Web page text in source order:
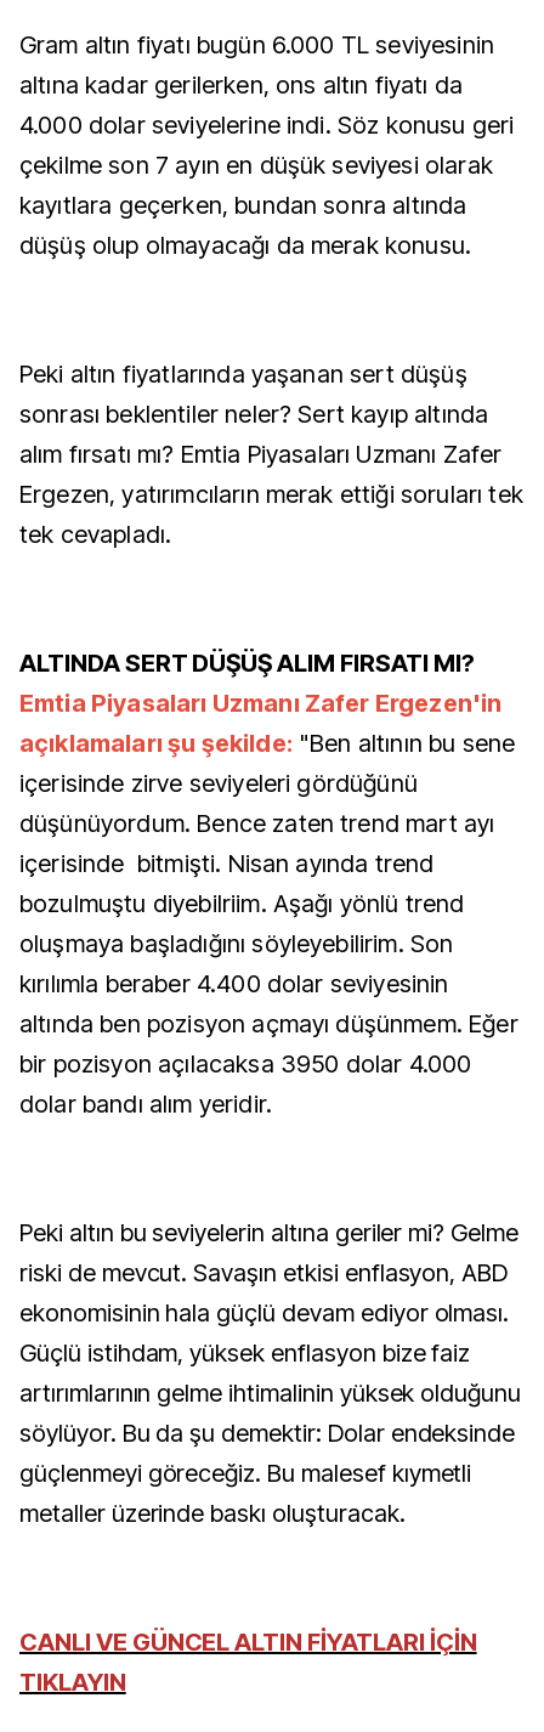
Gram altın fiyatı bugün 6.000 TL seviyesinin
altına kadar gerilerken, ons altın fiyatı da
4.000 dolar seviyelerine indi. Söz konusu geri
çekilme son 7 ayın en düşük seviyesi olarak
kayıtlara geçerken, bundan sonra altında
düşüş olup olmayacağı da merak konusu.
Peki altın fiyatlarında yaşanan sert düşüş
sonrası beklentiler neler? Sert kayıp altında
alım fırsatı mı? Emtia Piyasaları Uzmanı Zafer
Ergezen, yatırımcıların merak ettiği soruları tek
tek cevapladı.
ALTINDA SERT DÜŞÜŞ ALIM FIRSATI MI?
Emtia Piyasaları Uzmanı Zafer Ergezen'in
açıklamaları şu şekilde: "Ben altının bu sene
içerisinde zirve seviyeleri gördüğünü
düşünüyordum. Bence zaten trend mart ayı
içerisinde bitmişti. Nisan ayında trend
bozulmuştu diyebilriim. Aşağı yönlü trend
oluşmaya başladığını söyleyebilirim. Son
kırılımla beraber 4.400 dolar seviyesinin
altında ben pozisyon açmayı düşünmem. Eğer
bir pozisyon açılacaksa 3950 dolar 4.000
dolar bandı alım yeridir.
Peki altın bu seviyelerin altına geriler mi? Gelme
riski de mevcut. Savaşın etkisi enflasyon, ABD
ekonomisinin hala güçlü devam ediyor olması.
Güçlü istihdam, yüksek enflasyon bize faiz
artırımlarının gelme ihtimalinin yüksek olduğunu
söylüyor. Bu da şu demektir: Dolar endeksinde
güçlenmeyi göreceğiz. Bu malesef kıymetli
metaller üzerinde baskı oluşturacak.
CANLI VE GÜNCEL ALTIN FİYATLARI İÇİN
TIKLAYIN